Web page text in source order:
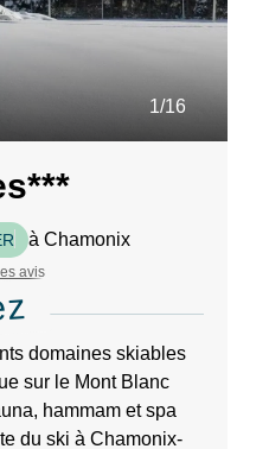
1/16
à Chamonix
avis
domaines skiables
sur le Mont Blanc
hammam et spa
du ski à Chamonix-